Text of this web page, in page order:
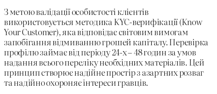
З метою валідації особистості клієнтів
використовується методика KYC-верифікації (Know
Your Customer), яка відповідає світовим вимогам
запобігання відмиванню грошей капіталу. Перевірка
профілю займає від періоду 24-х – 48 годин за умов
надання всього переліку необхідних матеріалів. Цей
принцип створює надійне простір з азартних розваг
та надійно охороняє інтереси гравців.